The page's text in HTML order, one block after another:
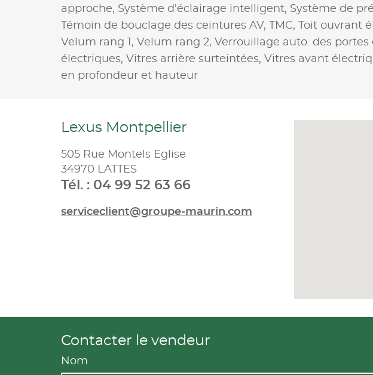
approche, Système d'éclairage intelligent, Système de
Témoin de bouclage des ceintures AV,
TMC, Toit ouvrant
Velum rang 1, Velum rang 2, Verrouillage auto. des portes
électriques, Vitres arrière surteintées, Vitres avant
en profondeur et hauteur
Lexus Montpellier
505 Rue Montels Eglise
34970 LATTES
Tél. : 04 99 52 63 66
serviceclient@groupe-maurin.com
Contacter le vendeur
Nom